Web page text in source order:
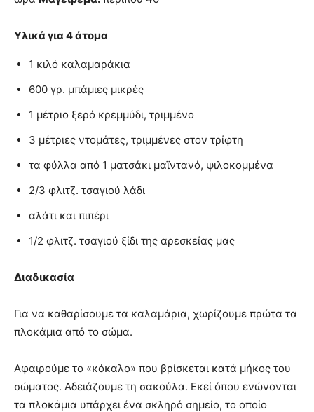
Υλικά για 4 άτομα
1 κιλό καλαμαράκια
600 γρ. μπάμιες μικρές
1 μέτριο ξερό κρεμμύδι, τριμμένο
3 μέτριες ντομάτες, τριμμένες στον τρίφτη
τα φύλλα από 1 ματσάκι μαϊντανό, ψιλοκομμένα
2/3 φλιτζ. τσαγιού λάδι
αλάτι και πιπέρι
1/2 φλιτζ. τσαγιού ξίδι της αρεσκείας μας
Διαδικασία
Για να καθαρίσουμε τα καλαμάρια, χωρίζουμε πρώτα τα
πλοκάμια από το σώμα.
Αφαιρούμε το «κόκαλο» που βρίσκεται κατά μήκος του
σώματος. Αδειάζουμε τη σακούλα. Εκεί όπου ενώνονται
τα πλοκάμια υπάρχει ένα σκληρό σημείο, το οποίο